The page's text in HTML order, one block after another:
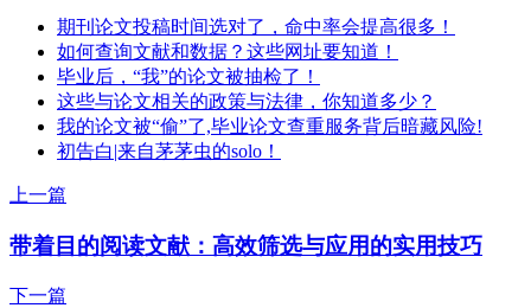
期刊论文投稿时间选对了，命中率会提高很多！
如何查询文献和数据？这些网址要知道！
毕业后，“我”的论文被抽检了！
这些与论文相关的政策与法律，你知道多少？
我的论文被“偷”了,毕业论文查重服务背后暗藏风险!
初告白|来自茅茅虫的solo！
上一篇
带着目的阅读文献：高效筛选与应用的实用技巧
下一篇